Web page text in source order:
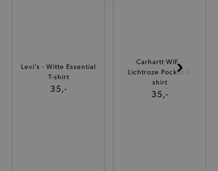
Levi's - Witte Essential
T-shirt
35,-
Carhartt WIP -
Lichtroze Pocket T-
shirt
35,-
FUNCTIONALITEIT